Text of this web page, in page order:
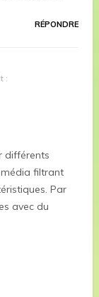
RÉPONDRE
:
différents
filtrant
Par
avec du